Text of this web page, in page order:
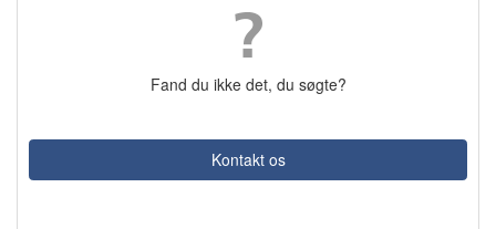
Fand du ikke det, du søgte?
Kontakt os